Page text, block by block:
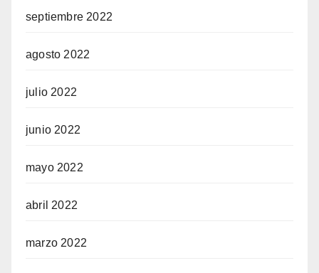
septiembre 2022
agosto 2022
julio 2022
junio 2022
mayo 2022
abril 2022
marzo 2022